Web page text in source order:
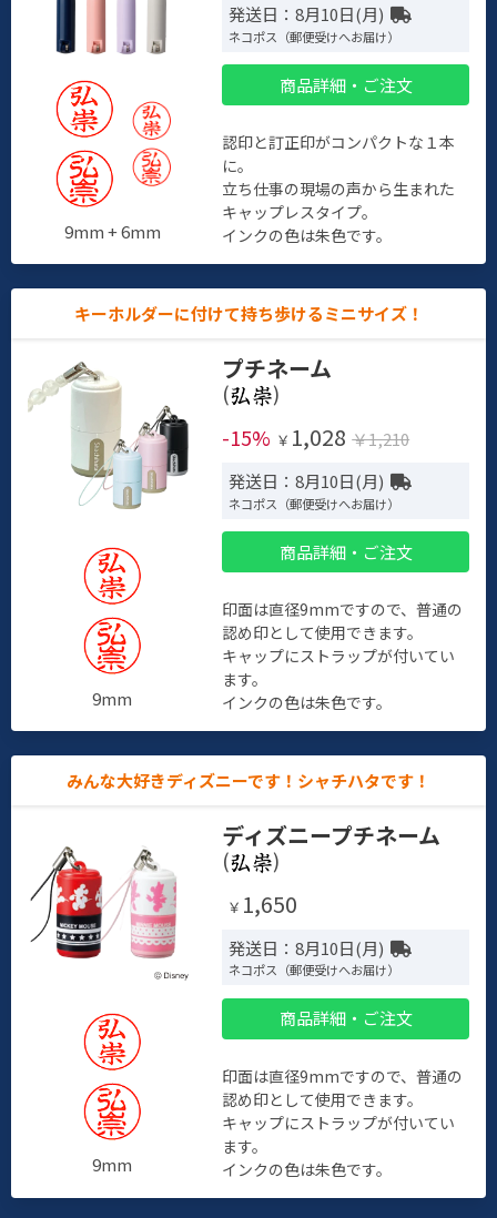
9mm + 6mm
発送日：8月10日(月)
ネコポス（郵便受けへお届け）
商品詳細・ご注文
認印と訂正印がコンパクトな１本
に。
立ち仕事の現場の声から生まれた
キャップレスタイプ。
インクの色は朱色です。
キーホルダーに付けて持ち歩けるミニサイズ！
9mm
プチネーム
(
)
-15% ￥ 1,028 ￥1,210
発送日：8月10日(月)
ネコポス（郵便受けへお届け）
商品詳細・ご注文
印面は直径9mmですので、普通の
認め印として使用できます。
キャップにストラップが付いてい
ます。
インクの色は朱色です。
みんな大好きディズニーです！シャチハタです！
9mm
ディズニープチネーム
( )
￥ 1,650
発送日：8月10日(月)
ネコポス（郵便受けへお届け）
商品詳細・ご注文
印面は直径9mmですので、普通の
認め印として使用できます。
キャップにストラップが付いてい
ます。
インクの色は朱色です。